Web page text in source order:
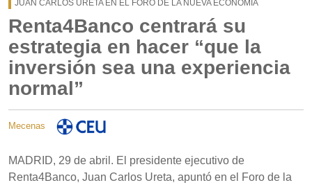
JUAN CARLOS URETA EN EL FORO DE LA NUEVA ECONOMÍA
Renta4Banco centrará su
estrategia en hacer “que la
inversión sea una experiencia
normal”
Mecenas
MADRID, 29 de abril. El presidente ejecutivo de
Renta4Banco, Juan Carlos Ureta, apuntó en el Foro de la